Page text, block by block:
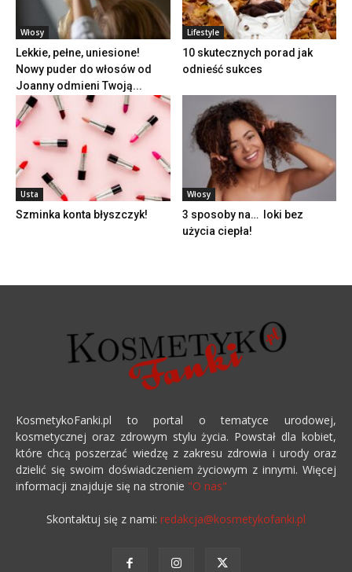
Włosy
Lekkie, pełne, uniesione!
Nowy puder do włosów od
Joanny odmieni Twoją...
Lifestyle
10 skutecznych porad jak
odnieść sukces
Usta
Szminka konta błyszczyk!
Włosy
3 sposoby na… loki bez
użycia ciepła!
KosmetykoFanki.pl to portal o tematyce urodowej,
kosmetycznej oraz zdrowym stylu życia. Powstał dla kobiet,
które chcą poszerzać wiedzę z zakresu zdrowia i urody oraz
dzielić się swoim doświadczeniem życiowym z innymi. Więcej
informacji znajduje się na stronie "O nas"
Skontaktuj się z nami: redakcja@kosmetykofanki.pl